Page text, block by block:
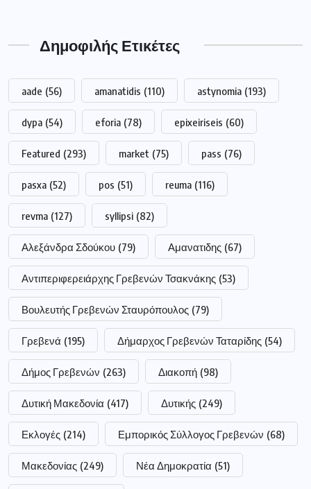
Δημοφιλής Ετικέτες
aade (56) amanatidis (110) astynomia (193)
dypa (54) eforia (78) epixeiriseis (60)
Featured (293) market (75) pass (76)
pasxa (52) pos (51) reuma (116)
revma (127) syllipsi (82)
Αλεξάνδρα Σδούκου (79) Αμανατιδης (67)
Αντιπεριφερειάρχης Γρεβενών Τσακνάκης (53)
Βουλευτής Γρεβενών Σταυρόπουλος (79)
Γρεβενά (195) Δήμαρχος Γρεβενών Ταταρίδης (54)
Δήμος Γρεβενών (263) Διακοπή (98)
Δυτική Μακεδονία (417) Δυτικής (249)
Εκλογές (214) Εμπορικός Σύλλογος Γρεβενών (68)
Μακεδονίας (249) Νέα Δημοκρατία (51)